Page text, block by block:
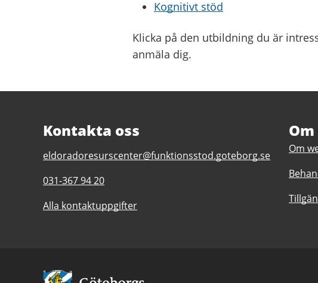
Kognitivt stöd
Klicka på den utbildning du är
anmäla dig.
Kontakta oss
E-
till
Eldorado
Resurscenter
eldoradoresurscenter@funktionsstod.goteborg.se
Telefonnummer
Eldorado
031-367 94 20
Alla kontaktuppgifter
Om
Avsändare: